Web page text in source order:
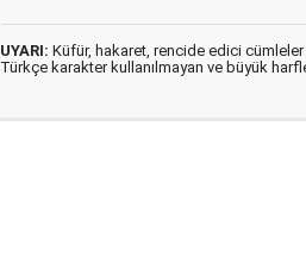
UYARI: Küfür, hakaret, rencide edici cümleler
Türkçe karakter kullanılmayan ve büyük